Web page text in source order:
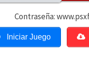
Contraseña:
Iniciar Juego